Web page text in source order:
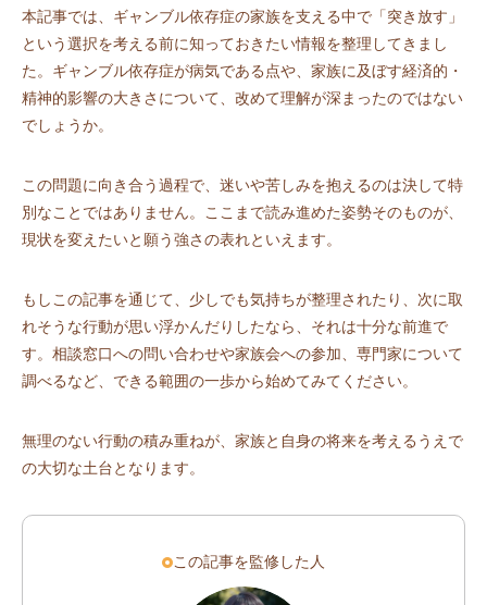
本記事では、ギャンブル依存症の家族を支える中で「突き放す」
という選択を考える前に知っておきたい情報を整理してきまし
た。ギャンブル依存症が病気である点や、家族に及ぼす経済的・
精神的影響の大きさについて、改めて理解が深まったのではない
でしょうか。
この問題に向き合う過程で、迷いや苦しみを抱えるのは決して特
別なことではありません。ここまで読み進めた姿勢そのものが、
現状を変えたいと願う強さの表れといえます。
もしこの記事を通じて、少しでも気持ちが整理されたり、次に取
れそうな行動が思い浮かんだりしたなら、それは十分な前進で
す。相談窓口への問い合わせや家族会への参加、専門家について
調べるなど、できる範囲の一歩から始めてみてください。
無理のない行動の積み重ねが、家族と自身の将来を考えるうえで
の大切な土台となります。
この記事を監修した人